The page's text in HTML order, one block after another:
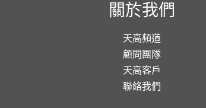
關於我們
天高頻道
顧問團隊
天高客戶
聯絡我們